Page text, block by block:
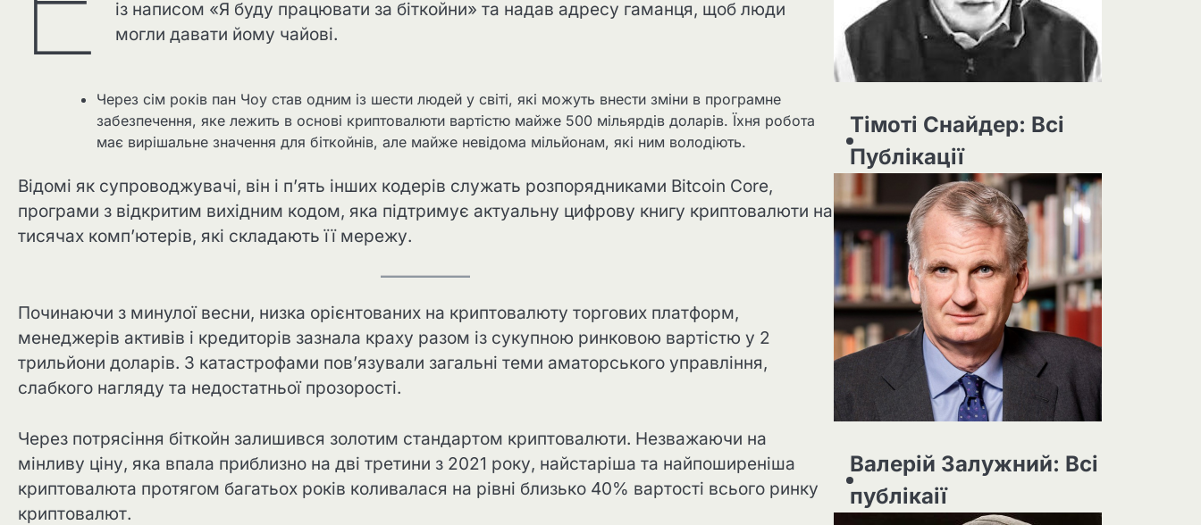
із написом «Я буду працювати за біткойни» та надав адресу гаманця, щоб люди
могли давати йому чайові.
Через сім років пан Чоу став одним із шести людей у світі, які можуть внести зміни в програмне
забезпечення, яке лежить в основі криптовалюти вартістю майже 500 мільярдів доларів. Їхня робота
має вирішальне значення для біткойнів, але майже невідома мільйонам, які ним володіють.
Відомі як супроводжувачі, він і п’ять інших кодерів служать розпорядниками Bitcoin Core,
програми з відкритим вихідним кодом, яка підтримує актуальну цифрову книгу криптовалюти на
тисячах комп’ютерів, які складають її мережу.
Починаючи з минулої весни, низка орієнтованих на криптовалюту торгових платформ,
менеджерів активів і кредиторів зазнала краху разом із сукупною ринковою вартістю у 2
трильйони доларів. З катастрофами пов’язували загальні теми аматорського управління,
слабкого нагляду та недостатньої прозорості.
Через потрясіння біткойн залишився золотим стандартом криптовалюти. Незважаючи на
мінливу ціну, яка впала приблизно на дві третини з 2021 року, найстаріша та найпоширеніша
криптовалюта протягом багатьох років коливалася на рівні близько 40% вартості всього ринку
криптовалют.
Тімоті Снайдер: Всі
Публікації
Валерій Залужний: Всі
публікаії